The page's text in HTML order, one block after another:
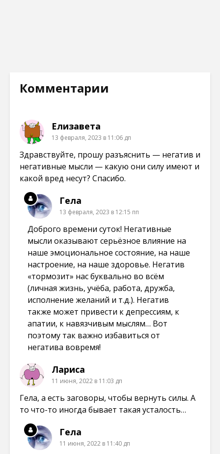
Комментарии
Елизавета
13 февраля, 2023 в 11:06 дп
Здравствуйте, прошу разъяснить — негатив и
негативные мысли — какую они силу имеют и
какой вред несут? Спасибо.
Гела
13 февраля, 2023 в 12:15 пп
Доброго времени суток! Негативные
мысли оказывают серьёзное влияние на
наше эмоциональное состояние, на наше
настроение, на наше здоровье. Негатив
«тормозит» нас буквально во всём
(личная жизнь, учёба, работа, дружба,
исполнение желаний и т.д.). Негатив
также может привести к депрессиям, к
апатии, к навязчивым мыслям… Вот
поэтому так важно избавиться от
негатива вовремя!
Лариса
11 июня, 2022 в 11:03 дп
Гела, а есть заговоры, чтобы вернуть силы. А
то что-то иногда бывает такая усталость…
Гела
11 июня, 2022 в 11:40 дп